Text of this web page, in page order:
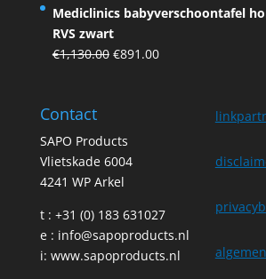
was:
€44.24.
is:
Mediclinics babyverschoontafel
RVS zwart
€1,130.00 Original
€891.00Current
Contact
SAPO Products
Vlietskade 6004
4241 WP Arkel
t : +31 (0) 183 631027
e : info@sapoproducts.nl
i: www.sapoproducts.nl